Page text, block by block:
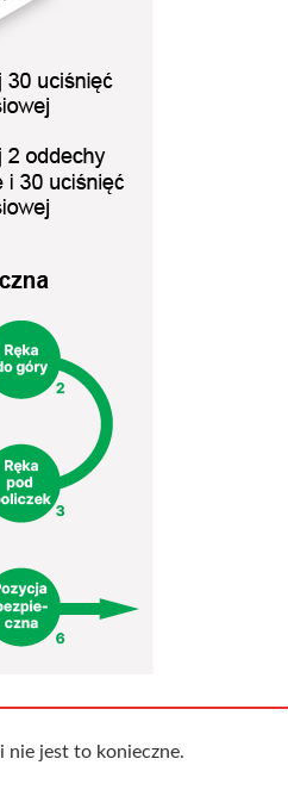
nie jest to konieczne.